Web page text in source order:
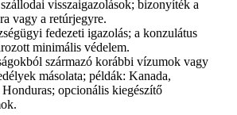
visszaigazolások; bizonyíték a
vagy a retúrjegyre.
fedezeti igazolás; a konzulátus
minimális védelem.
származó korábbi vízumok vagy
másolata; példák: Kanada,
Honduras; opcionális kiegészítő